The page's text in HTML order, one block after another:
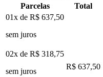
Parcelas
Total
01x de R$ 637,50
sem juros
02x de R$ 318,75
sem juros
R$ 637,50